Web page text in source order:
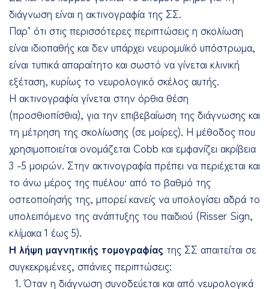
διάγνωση είναι η ακτινογραφία της ΣΣ.
Παρ’ ότι στις περισσότερες περιπτώσεις η σκολίωση
είναι ιδιοπαθής και δεν υπάρχει νευρομυϊκό υπόστρωμα,
είναι τυπικά απαραίτητο και σωστό να γίνεται κλινική
εξέταση, κυρίως το νευρολογικό σκέλος αυτής.
Η ακτινογραφία γίνεται στην όρθια θέση
(προσθιοπίσθια), για την επιβεβαίωση της διάγνωσης και
τη μέτρηση της σκολίωσης (σε μοίρες). Η μέθοδος που
χρησιμοποιείται ονομάζεται Cobb και εμφανίζει ακρίβεια
3 -5 μοιρών. Στην ακτινογραφία πρέπει να περιέχεται και
το άνω μέρος της πυέλου· από το βαθμό της
οστεοποίησής της, μπορεί κανείς να υπολογίσει αδρά το
υπολειπόμενο της ανάπτυξης του παιδιού (Risser Sign,
κλίμακα 1 έως 5).
Η λήψη μαγνητικής τομογραφίας της ΣΣ απαιτείται σε
συγκεκριμένες, σπάνιες περιπτώσεις:
Όταν η διάγνωση συνοδεύεται και από νευρολογικά